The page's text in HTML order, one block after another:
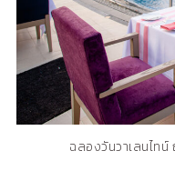
ฉลองวันวาเลนไท